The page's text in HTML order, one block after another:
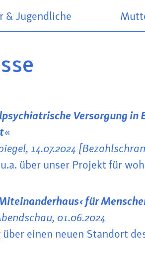
& Jugendliche
Versorgung in
«
14.07.2024
über unser Projekt für
für
01.06.2024
über einen neuen Standort